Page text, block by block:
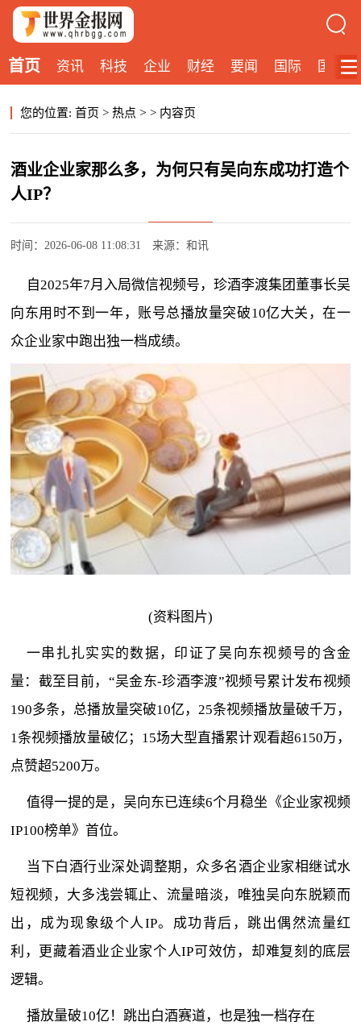
首页 资讯 科技 企业 财经 要闻 国际 国内
您的位置: 首页 > 热点 > > 内容页
酒业企业家那么多，为何只有吴向东成功打造个
人IP？
时间：2026-06-08 11:08:31 来源：和讯
自2025年7月入局微信视频号，珍酒李渡集团董事长吴
向东用时不到一年，账号总播放量突破10亿大关，在一
众企业家中跑出独一档成绩。
(资料图片)
一串扎扎实实的数据，印证了吴向东视频号的含金
量：截至目前，“吴金东-珍酒李渡”视频号累计发布视频
190多条，总播放量突破10亿，25条视频播放量破千万，
1条视频播放量破亿；15场大型直播累计观看超6150万，
点赞超5200万。
值得一提的是，吴向东已连续6个月稳坐《企业家视频
IP100榜单》首位。
当下白酒行业深处调整期，众多名酒企业家相继试水
短视频，大多浅尝辄止、流量暗淡，唯独吴向东脱颖而
出，成为现象级个人IP。成功背后，跳出偶然流量红
利，更藏着酒业企业家个人IP可效仿，却难复刻的底层
逻辑。
播放量破10亿！跳出白酒赛道，也是独一档存在